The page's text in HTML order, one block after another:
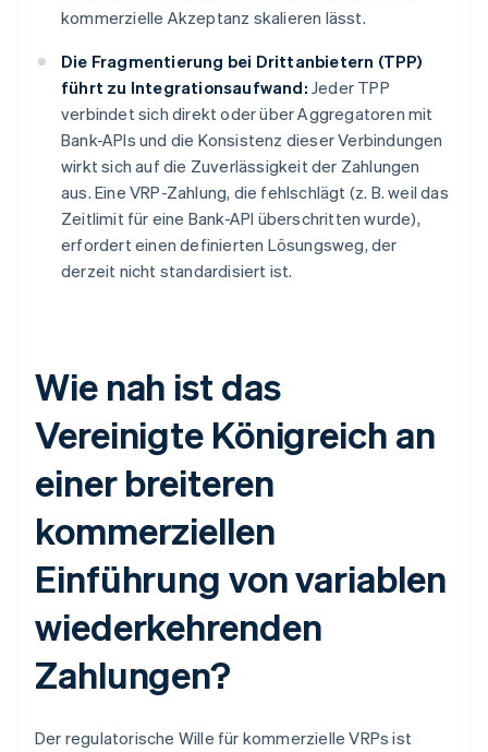
kommerzielle Akzeptanz skalieren lässt.
Die Fragmentierung bei Drittanbietern (TPP)
führt zu Integrationsaufwand: Jeder TPP
verbindet sich direkt oder über Aggregatoren mit
Bank-APIs und die Konsistenz dieser Verbindungen
wirkt sich auf die Zuverlässigkeit der Zahlungen
aus. Eine VRP-Zahlung, die fehlschlägt (z. B. weil das
Zeitlimit für eine Bank-API überschritten wurde),
erfordert einen definierten Lösungsweg, der
derzeit nicht standardisiert ist.
Wie nah ist das
Vereinigte Königreich an
einer breiteren
kommerziellen
Einführung von variablen
wiederkehrenden
Zahlungen?
Der regulatorische Wille für kommerzielle VRPs ist